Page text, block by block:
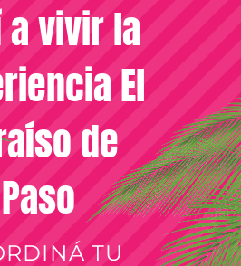
a vivir la
El
de
Paso
TU